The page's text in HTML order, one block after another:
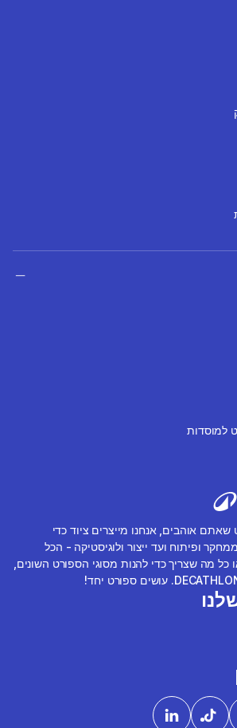
אוהבים, אנחנו מייצרים ציוד כדי
ופיתוח ועד ייצור ולוגיסטיקה - הכל
מה שצריך כדי להנות מסוגי הספורט השונים,